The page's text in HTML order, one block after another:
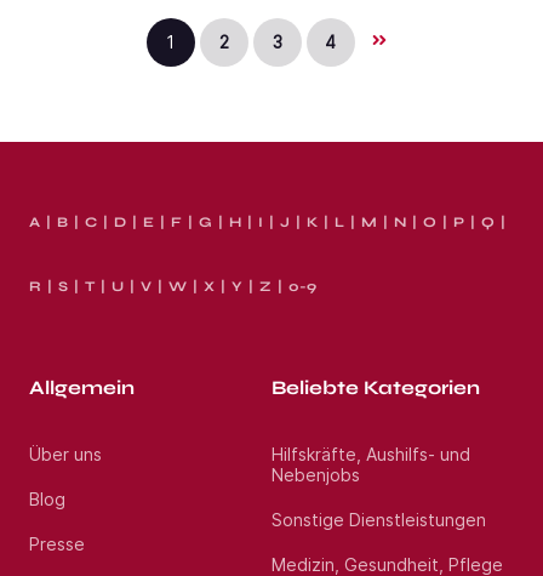
1 2 3 4
A B C D E F G H I J K L M N O P Q
R S T U V W X Y Z 0-9
Allgemein
Über uns
Blog
Presse
Beliebte Kategorien
Hilfskräfte, Aushilfs- und
Nebenjobs
Sonstige Dienstleistungen
Medizin, Gesundheit, Pflege